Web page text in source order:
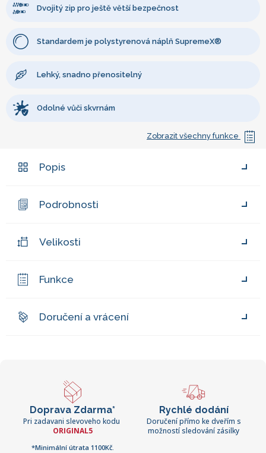
Dvojitý zip pro ještě větší bezpečnost
Standardem je polystyrenová náplň SupremeX®
Lehký, snadno přenositelný
Odolné vůči skvrnám
Zobrazit všechny funkce
Popis
Podrobnosti
Velikosti
Funkce
Doručení a vrácení
Doprava Zdarma*
Pri zadavani slevoveho kodu
ORIGINAL5
*Minimální útrata 1100Kč.
Rychlé dodání
Doručení přímo ke dveřím s
možností sledování zásilky